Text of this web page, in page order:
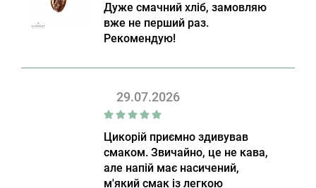
Дуже смачний хліб, замовляю
вже не перший раз.
Рекомендую!
29.07.2026
Цикорій приємно здивував
смаком. Звичайно, це не кава,
але напій має насичений,
м'який смак із легкою